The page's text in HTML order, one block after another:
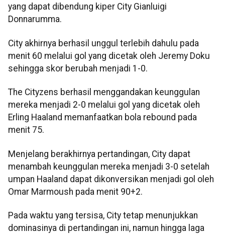
yang dapat dibendung kiper City Gianluigi
Donnarumma.
City akhirnya berhasil unggul terlebih dahulu pada
menit 60 melalui gol yang dicetak oleh Jeremy Doku
sehingga skor berubah menjadi 1-0.
The Cityzens berhasil menggandakan keunggulan
mereka menjadi 2-0 melalui gol yang dicetak oleh
Erling Haaland memanfaatkan bola rebound pada
menit 75.
Menjelang berakhirnya pertandingan, City dapat
menambah keunggulan mereka menjadi 3-0 setelah
umpan Haaland dapat dikonversikan menjadi gol oleh
Omar Marmoush pada menit 90+2.
Pada waktu yang tersisa, City tetap menunjukkan
dominasinya di pertandingan ini, namun hingga laga